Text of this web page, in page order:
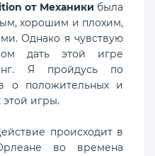
от Механики была
хорошим и плохим,
Однако я чувствую
дать этой игре
Я пройдусь по
о положительных и
этой игры.
происходит в
во времена